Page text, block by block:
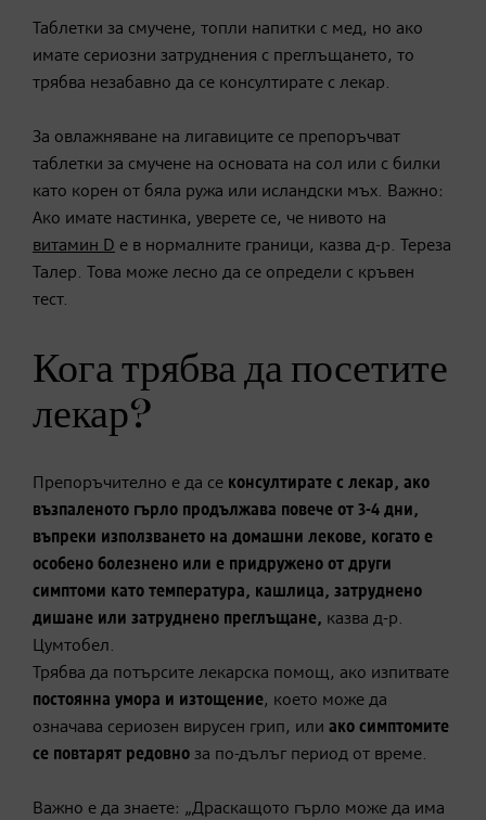
Таблетки за смучене, топли напитки с мед, но ако
имате сериозни затруднения с преглъщането, то
трябва незабавно да се консултирате с лекар.
За овлажняване на лигавиците се препоръчват
таблетки за смучене на основата на сол или с билки
като корен от бяла ружа или исландски мъх. Важно:
Ако имате настинка, уверете се, че нивото на
витамин D е в нормалните граници, казва д-р. Тереза
​​Талер. Това може лесно да се определи с кръвен
тест.
Кога трябва да посетите
лекар?
Препоръчително е да се консултирате с лекар, ако
възпаленото гърло продължава повече от 3-4 дни,
въпреки използването на домашни лекове, когато е
особено болезнено или е придружено от други
симптоми като температура, кашлица, затруднено
дишане или затруднено преглъщане, казва д-р.
Цумтобел.
Трябва да потърсите лекарска помощ, ако изпитвате
постоянна умора и изтощение, което може да
означава сериозен вирусен грип, или ако симптомите
се повтарят редовно за по-дълъг период от време.
Важно е да знаете: „Драскащото гърло може да има